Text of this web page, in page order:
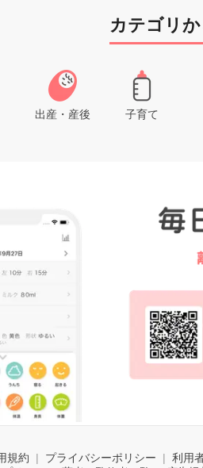
カテゴリ
出産・産後 子育て
規約 プライバシーポリシー
利用